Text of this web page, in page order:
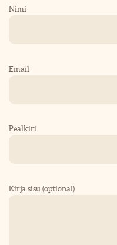
Nimi
Email
Pealkiri
Kirja sisu (optional)